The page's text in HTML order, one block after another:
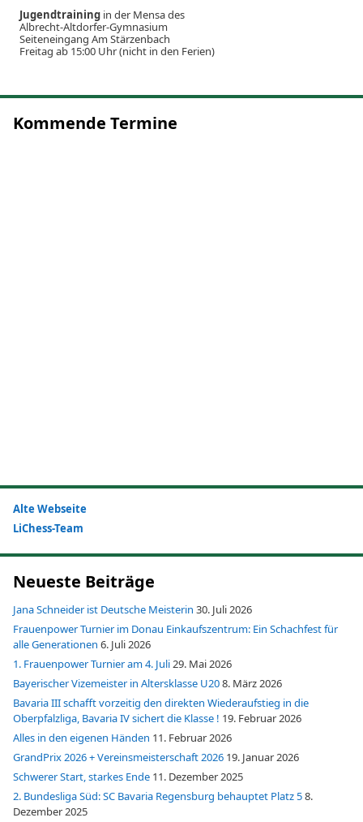
Jugendtraining in der Mensa des
Albrecht-Altdorfer-Gymnasium
Seiteneingang Am Stärzenbach
Freitag ab 15:00 Uhr (nicht in den Ferien)
Kommende Termine
Alte Webseite
LiChess-Team
Neueste Beiträge
Jana Schneider ist Deutsche Meisterin 30. Juli 2026
Frauenpower Turnier im Donau Einkaufszentrum: Ein Schachfest für
alle Generationen 6. Juli 2026
1. Frauenpower Turnier am 4. Juli29. Mai 2026
Bayerischer Vizemeister in Altersklasse U208. März 2026
Bavaria III schafft vorzeitig den direkten Wiederaufstieg in die
Oberpfalzliga, Bavaria IV sichert die Klasse ! 19. Februar 2026
Alles in den eigenen Händen 11. Februar 2026
GrandPrix 2026 + Vereinsmeisterschaft 2026 19. Januar 2026
Schwerer Start, starkes Ende 11. Dezember 2025
2. Bundesliga Süd: SC Bavaria Regensburg behauptet Platz 58.
Dezember 2025